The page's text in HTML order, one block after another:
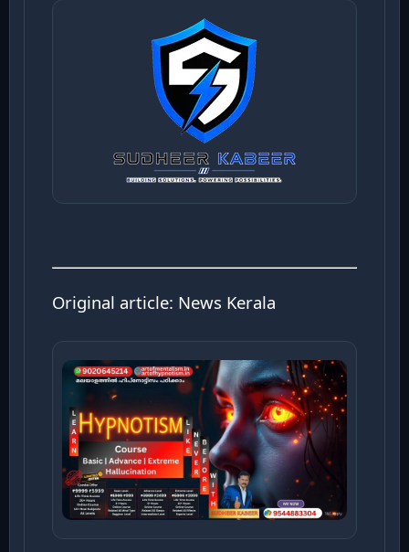
Original article: News Kerala